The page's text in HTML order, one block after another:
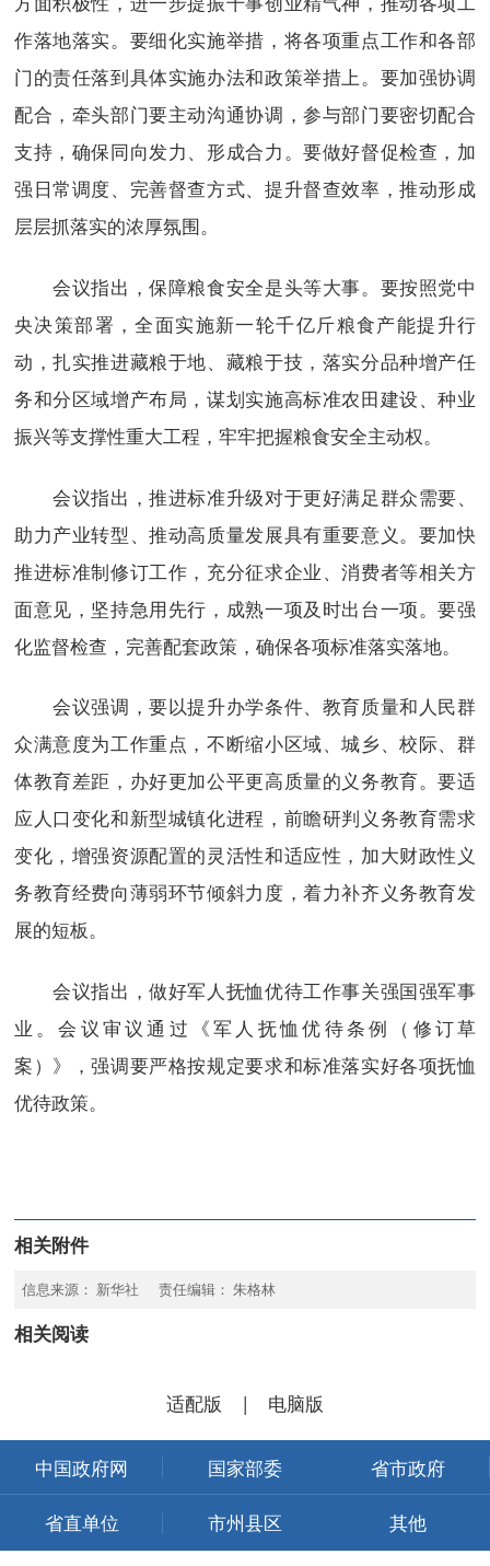
作落地落实。要细化实施举措，将各项重点工作和各部
门的责任落到具体实施办法和政策举措上。要加强协调
配合，牵头部门要主动沟通协调，参与部门要密切配合
支持，确保同向发力、形成合力。要做好督促检查，加
强日常调度、完善督查方式、提升督查效率，推动形成
层层抓落实的浓厚氛围。
会议指出，保障粮食安全是头等大事。要按照党中
央决策部署，全面实施新一轮千亿斤粮食产能提升行
动，扎实推进藏粮于地、藏粮于技，落实分品种增产任
务和分区域增产布局，谋划实施高标准农田建设、种业
振兴等支撑性重大工程，牢牢把握粮食安全主动权。
会议指出，推进标准升级对于更好满足群众需要、
助力产业转型、推动高质量发展具有重要意义。要加快
推进标准制修订工作，充分征求企业、消费者等相关方
面意见，坚持急用先行，成熟一项及时出台一项。要强
化监督检查，完善配套政策，确保各项标准落实落地。
会议强调，要以提升办学条件、教育质量和人民群
众满意度为工作重点，不断缩小区域、城乡、校际、群
体教育差距，办好更加公平更高质量的义务教育。要适
应人口变化和新型城镇化进程，前瞻研判义务教育需求
变化，增强资源配置的灵活性和适应性，加大财政性义
务教育经费向薄弱环节倾斜力度，着力补齐义务教育发
展的短板。
会议指出，做好军人抚恤优待工作事关强国强军事
业。会议审议通过《军人抚恤优待条例（修订草
案）》，强调要严格按规定要求和标准落实好各项抚恤
优待政策。
相关附件
信息来源： 新华社 责任编辑： 朱格林
相关阅读
适配版 | 电脑版
中国政府网 国家部委 省市政府
省直单位 市州县区 其他